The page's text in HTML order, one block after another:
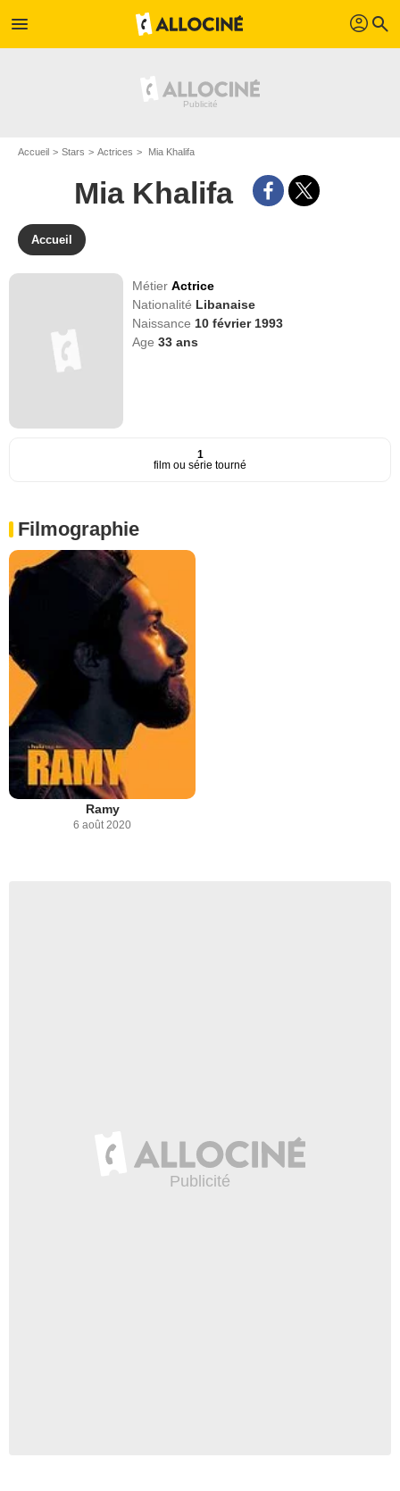
menu profil search
Accueil Stars Actrices Mia Khalifa
Mia Khalifa
Accueil
MétierActrice
Nationalité Libanaise
Naissance 10 février 1993
Age33 ans
1
film ou série tourné
Filmographie
Ramy
6 août 2020